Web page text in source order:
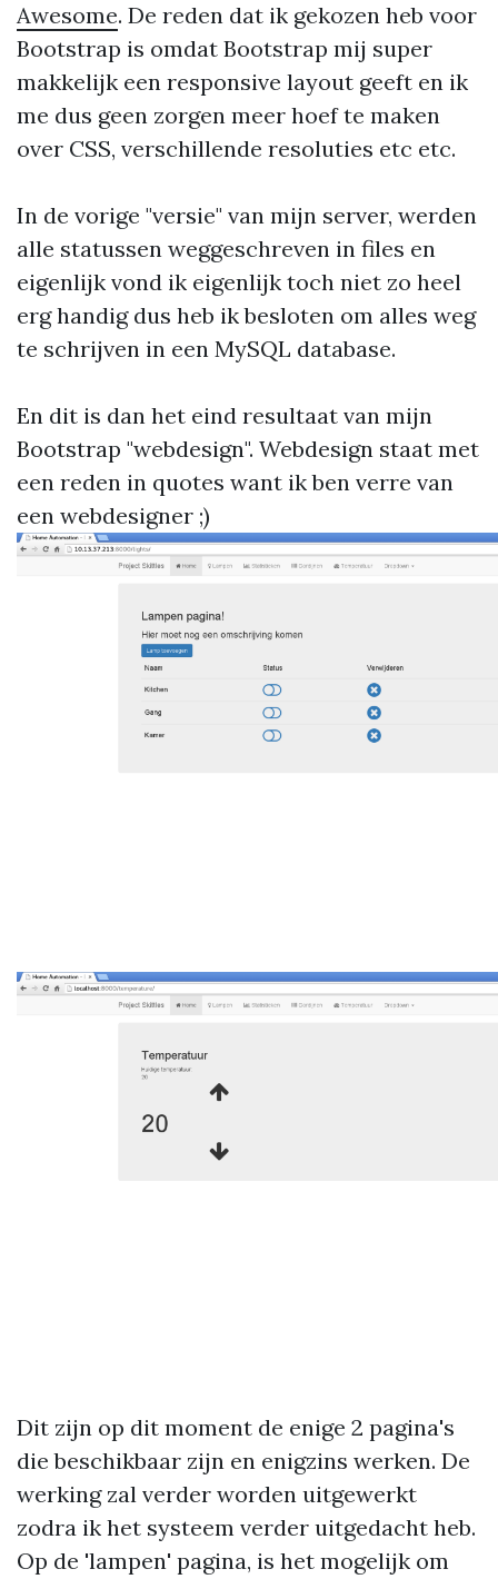
Awesome. De reden dat ik gekozen heb voor
Bootstrap is omdat Bootstrap mij super
makkelijk een responsive layout geeft en ik
me dus geen zorgen meer hoef te maken
over CSS, verschillende resoluties etc etc.
In de vorige "versie" van mijn server, werden
alle statussen weggeschreven in files en
eigenlijk vond ik eigenlijk toch niet zo heel
erg handig dus heb ik besloten om alles weg
te schrijven in een MySQL database.
En dit is dan het eind resultaat van mijn
Bootstrap "webdesign". Webdesign staat met
een reden in quotes want ik ben verre van
een webdesigner ;)
Dit zijn op dit moment de enige 2 pagina's
die beschikbaar zijn en enigzins werken. De
werking zal verder worden uitgewerkt
zodra ik het systeem verder uitgedacht heb.
Op de 'lampen' pagina, is het mogelijk om